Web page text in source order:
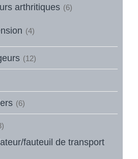
arthritiques (6)
(4)
(12)
(6)
fauteuil de transport